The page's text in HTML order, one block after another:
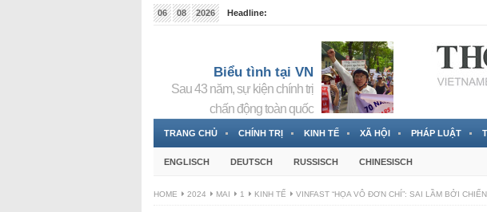
06 08 2026
Headline:
Biểu tình tại VN
Sau 43 năm, sự kiện chính trị
chấn động toàn quốc
TRANG CHỦ CHÍNH TRỊ KINH TẾ XÃ HỘI PHÁP LUẬT
ENGLISCH DEUTSCH RUSSISCH CHINESISCH
HOME 2024 MAI 1 KINH TẾ VINFAST “HỌA VÔ ĐƠN CHÍ”: SAI LẦM BỞI